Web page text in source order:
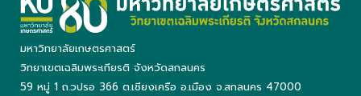
มหาวิทยาลัยเกษตรศาสตร์
วิทยาเขตเฉลิมพระเกียรติ จังหวัดสกลนคร
59 หมู่ 1 ถ.วปรอ 366 ต.เชียงเครือ อ.เมือง จ.สกลนคร 47000